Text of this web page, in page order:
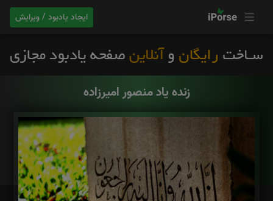
ایجاد یادبود / ویرایش
زنده یاد منصور امیرزاده